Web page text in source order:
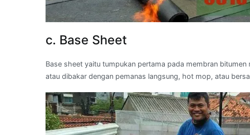
c. Base Sheet
Base sheet yaitu tumpukan pertama pada membran
atau dibakar dengan pemanas langsung, hot mop, atau